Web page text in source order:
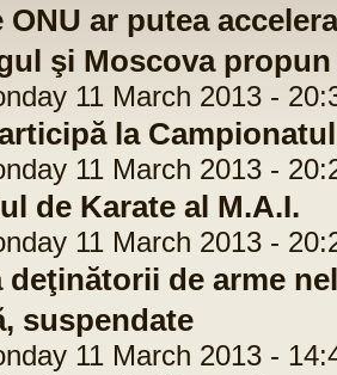
ar putea
şi Moscova
11 March 2013 -
la
11 March 2013 -
de Karate al M.A.I.
11 March 2013 -
deţinătorii de arme
suspendate
11 March 2013 -